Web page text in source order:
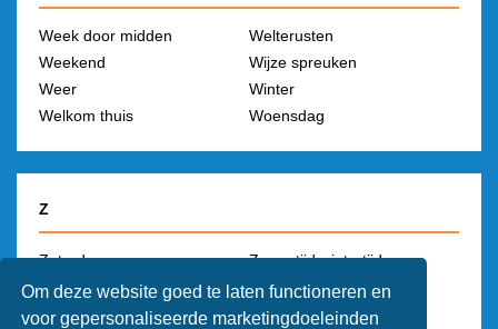
Om deze website goed te laten functioneren en
voor gepersonaliseerde marketingdoeleinden
Week door midden
Weekend
Weer
Welkom thuis
Welterusten
Wijze spreuken
Winter
Woensdag
Z
Zaterdag
Ziek
Zomer
Zomertijd wintertijd
Zondag
Zwanger